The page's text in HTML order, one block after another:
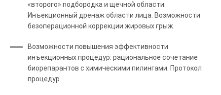
«второго» подбородка и щечной области.
Инъекционный дренаж области лица. Возможности
безоперационной коррекции жировых грыж.
Возможности повышения эффективности
инъекционных процедур: рациональное сочетание
биорепарантов с химическими пилингами. Протокол
процедур.